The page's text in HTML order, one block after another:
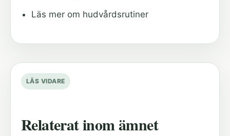
Läs mer om hudvårdsrutiner
LÄS VIDARE
Relaterat inom ämnet